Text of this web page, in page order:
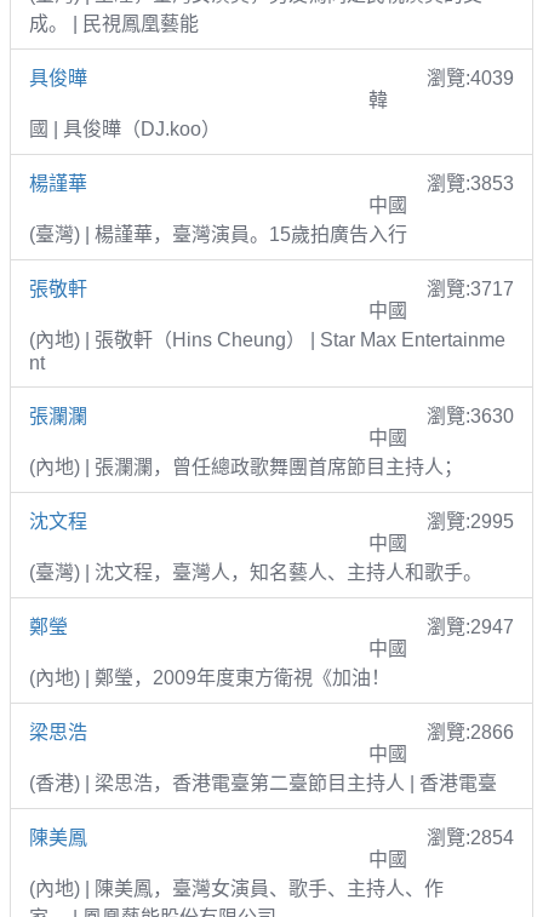
成。 | 民視鳳凰藝能
具俊曄
瀏覽:4039
韓
國 | 具俊曄（DJ.koo）
楊謹華
瀏覽:3853
中國
(臺灣) | 楊謹華，臺灣演員。15歲拍廣告入行
張敬軒
瀏覽:3717
中國
(內地) | 張敬軒（Hins Cheung） | Star Max Entertainme
nt
張瀾瀾
瀏覽:3630
中國
(內地) | 張瀾瀾，曾任總政歌舞團首席節目主持人；
沈文程
瀏覽:2995
中國
(臺灣) | 沈文程，臺灣人，知名藝人、主持人和歌手。
鄭瑩
瀏覽:2947
中國
(內地) | 鄭瑩，2009年度東方衛視《加油！
梁思浩
瀏覽:2866
中國
(香港) | 梁思浩，香港電臺第二臺節目主持人 | 香港電臺
陳美鳳
瀏覽:2854
中國
(內地) | 陳美鳳，臺灣女演員、歌手、主持人、作